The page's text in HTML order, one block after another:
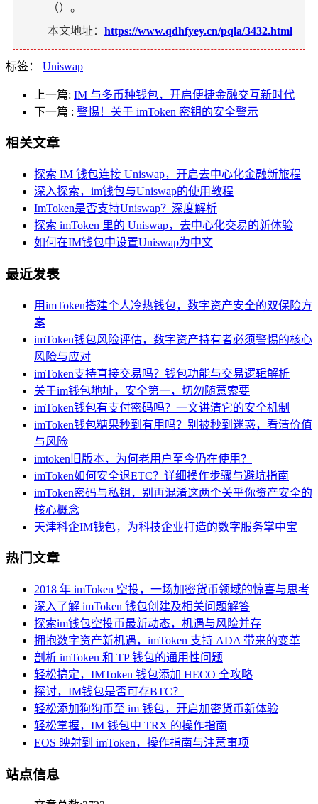
（）。
本文地址： https://www.qdhfyey.cn/pqla/3432.html
标签： Uniswap
上一篇: IM 与多币种钱包，开启便捷金融交互新时代
下一篇 : 警惕！关于 imToken 密钥的安全警示
相关文章
探索 IM 钱包连接 Uniswap，开启去中心化金融新旅程
深入探索，im钱包与Uniswap的使用教程
ImToken是否支持Uniswap？深度解析
探索 imToken 里的 Uniswap，去中心化交易的新体验
如何在IM钱包中设置Uniswap为中文
最近发表
用imToken搭建个人冷热钱包，数字资产安全的双保险方
案
imToken钱包风险评估，数字资产持有者必须警惕的核心
风险与应对
imToken支持直接交易吗？钱包功能与交易逻辑解析
关于im钱包地址，安全第一，切勿随意索要
imToken钱包有支付密码吗？一文讲清它的安全机制
imToken钱包糖果秒到有用吗？别被秒到迷惑，看清价值
与风险
imtoken旧版本，为何老用户至今仍在使用？
imToken如何安全退ETC？详细操作步骤与避坑指南
imToken密码与私钥，别再混淆这两个关乎你资产安全的
核心概念
天津科企IM钱包，为科技企业打造的数字服务掌中宝
热门文章
2018 年 imToken 空投，一场加密货币领域的惊喜与思考
深入了解 imToken 钱包创建及相关问题解答
探索im钱包空投币最新动态，机遇与风险并存
拥抱数字资产新机遇，imToken 支持 ADA 带来的变革
剖析 imToken 和 TP 钱包的通用性问题
轻松搞定，IMToken 钱包添加 HECO 全攻略
探讨，IM钱包是否可存BTC？
轻松添加狗狗币至 im 钱包，开启加密货币新体验
轻松掌握，IM 钱包中 TRX 的操作指南
EOS 映射到 imToken，操作指南与注意事项
站点信息